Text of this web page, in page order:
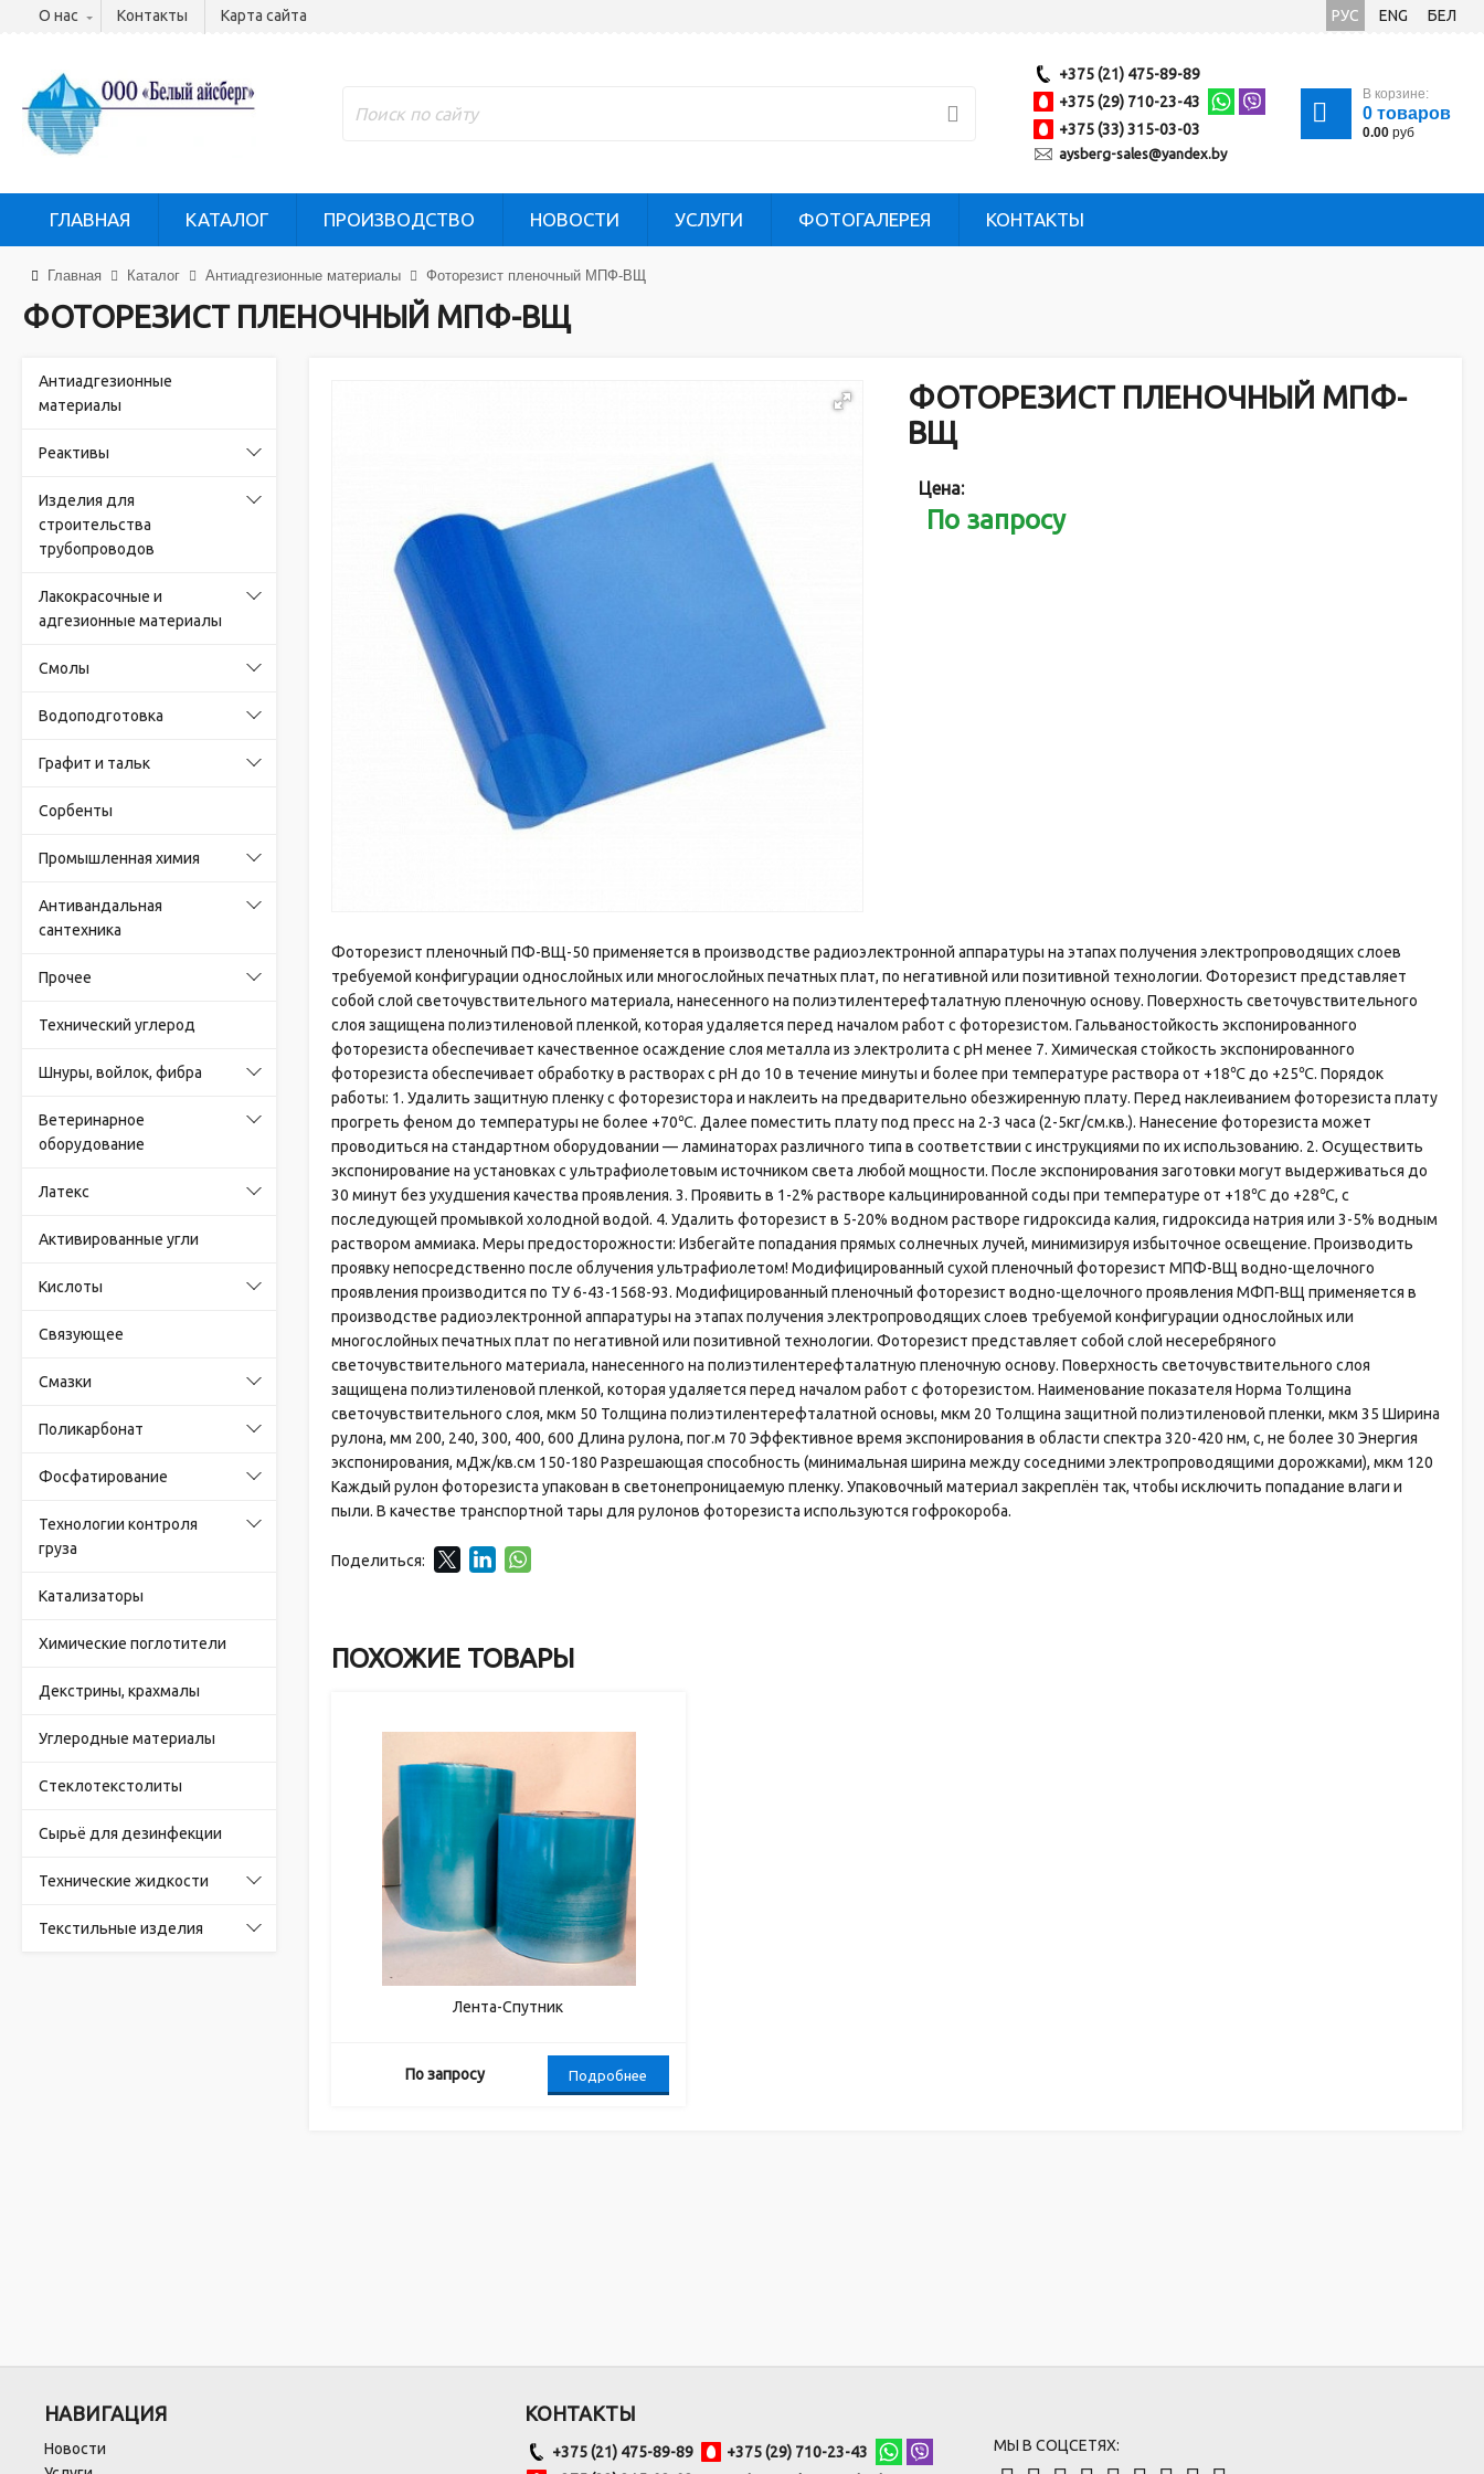
О нас Контакты Карта сайта РУС ENG БЕЛ
+375 (21) 475-89-89
+375 (29) 710-23-43
+375 (33) 315-03-03
aysberg-sales@yandex.by
В корзине:
0 товаров
0.00 руб
ГЛАВНАЯ КАТАЛОГ ПРОИЗВОДСТВО НОВОСТИ УСЛУГИ ФОТОГАЛЕРЕЯ КОНТАКТЫ
Главная Каталог Антиадгезионные материалы Фоторезист пленочный МПФ-ВЩ
ФОТОРЕЗИСТ ПЛЕНОЧНЫЙ МПФ-ВЩ
Антиадгезионные
материалы
Реактивы
Изделия для
строительства
трубопроводов
Лакокрасочные и
адгезионные материалы
Смолы
Водоподготовка
Графит и тальк
Сорбенты
Промышленная химия
Антивандальная
сантехника
Прочее
Технический углерод
Шнуры, войлок, фибра
Ветеринарное
оборудование
Латекс
Активированные угли
Кислоты
Связующее
Смазки
Поликарбонат
Фосфатирование
Технологии контроля
груза
Катализаторы
Химические поглотители
Декстрины, крахмалы
Углеродные материалы
Стеклотекстолиты
Сырьё для дезинфекции
Технические жидкости
Текстильные изделия
ФОТОРЕЗИСТ ПЛЕНОЧНЫЙ МПФ-
ВЩ
Цена:
По запросу
Фоторезист пленочный ПФ-ВЩ-50 применяется в производстве радиоэлектронной аппаратуры на этапах получения электропроводящих слоев
требуемой конфигурации однослойных или многослойных печатных плат, по негативной или позитивной технологии. Фоторезист представляет
собой слой светочувствительного материала, нанесенного на полиэтилентерефталатную пленочную основу. Поверхность светочувствительного
слоя защищена полиэтиленовой пленкой, которая удаляется перед началом работ с фоторезистом. Гальваностойкость экспонированного
фоторезиста обеспечивает качественное осаждение слоя металла из электролита c pH менее 7. Химическая стойкость экспонированного
фоторезиста обеспечивает обработку в растворах с pH до 10 в течение минуты и более при температуре раствора от +18℃ до +25℃. Порядок
работы: 1. Удалить защитную пленку с фоторезистора и наклеить на предварительно обезжиренную плату. Перед наклеиванием фоторезиста плату
прогреть феном до температуры не более +70℃. Далее поместить плату под пресс на 2-3 часа (2-5кг/см.кв.). Нанесение фоторезиста может
проводиться на стандартном оборудовании — ламинаторах различного типа в соответствии с инструкциями по их использованию. 2. Осуществить
экспонирование на установках с ультрафиолетовым источником света любой мощности. После экспонирования заготовки могут выдерживаться до
30 минут без ухудшения качества проявления. 3. Проявить в 1-2% растворе кальцинированной соды при температуре от +18℃ до +28℃, с
последующей промывкой холодной водой. 4. Удалить фоторезист в 5-20% водном растворе гидроксида калия, гидроксида натрия или 3-5% водным
раствором аммиака. Меры предосторожности: Избегайте попадания прямых солнечных лучей, минимизируя избыточное освещение. Производить
проявку непосредственно после облучения ультрафиолетом! Модифицированный сухой пленочный фоторезист МПФ-ВЩ водно-щелочного
проявления производится по ТУ 6-43-1568-93. Модифицированный пленочный фоторезист водно-щелочного проявления МФП-ВЩ применяется в
производстве радиоэлектронной аппаратуры на этапах получения электропроводящих слоев требуемой конфигурации однослойных или
многослойных печатных плат по негативной или позитивной технологии. Фоторезист представляет собой слой несеребряного
светочувствительного материала, нанесенного на полиэтилентерефталатную пленочную основу. Поверхность светочувствительного слоя
защищена полиэтиленовой пленкой, которая удаляется перед началом работ с фоторезистом. Наименование показателя Норма Толщина
светочувствительного слоя, мкм 50 Толщина полиэтилентерефталатной основы, мкм 20 Толщина защитной полиэтиленовой пленки, мкм 35 Ширина
рулона, мм 200, 240, 300, 400, 600 Длина рулона, пог.м 70 Эффективное время экспонирования в области спектра 320-420 нм, с, не более 30 Энергия
экспонирования, мДж/кв.см 150-180 Разрешающая способность (минимальная ширина между соседними электропроводящими дорожками), мкм 120
Каждый рулон фоторезиста упакован в светонепроницаемую пленку. Упаковочный материал закреплён так, чтобы исключить попадание влаги и
пыли. В качестве транспортной тары для рулонов фоторезиста используются гофрокороба.
Поделиться:
ПОХОЖИЕ ТОВАРЫ
Лента-Спутник
По запросу Подробнее
НАВИГАЦИЯ
Новости
КОНТАКТЫ
+375 (21) 475-89-89
+375 (29) 710-23-43
МЫ В СОЦСЕТЯХ: